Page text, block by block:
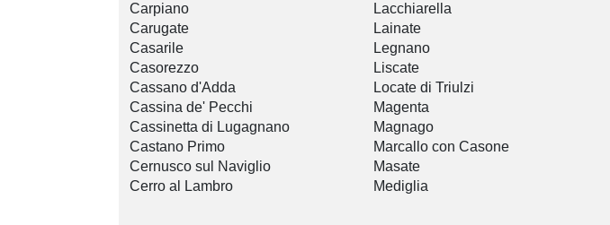
Carpiano
Carugate
Casarile
Casorezzo
Cassano d'Adda
Cassina de' Pecchi
Cassinetta di Lugagnano
Castano Primo
Cernusco sul Naviglio
Cerro al Lambro
Lacchiarella
Lainate
Legnano
Liscate
Locate di Triulzi
Magenta
Magnago
Marcallo con Casone
Masate
Mediglia